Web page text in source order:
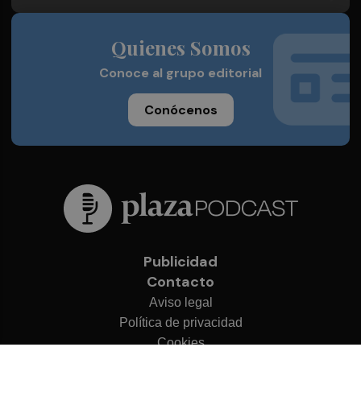
Quienes Somos
Conoce al grupo editorial
Conócenos
Publicidad
Contacto
Aviso legal
Política de privacidad
Cookies